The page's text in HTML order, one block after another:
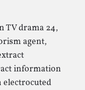
TV drama 24,
agent,
information
electrocuted